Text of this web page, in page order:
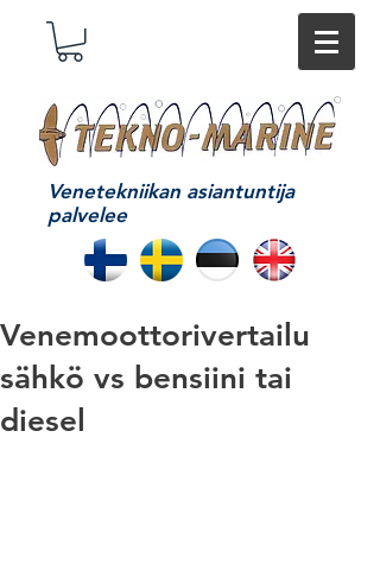
Venetekniikan asiantuntija
palvelee
Venemoottorivertailu
sähkö vs bensiini tai
diesel